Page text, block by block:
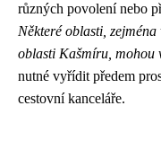
různých povolení nebo
Některé oblasti,
oblasti Kašmíru, mohou
nutné vyřídit předem
cestovní kanceláře.